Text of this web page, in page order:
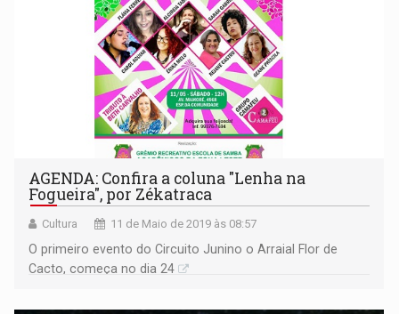
AGENDA: Confira a coluna "Lenha na
Fogueira", por Zékatraca
Cultura 11 de Maio de 2019 às 08:57
O primeiro evento do Circuito Junino o Arraial Flor de
Cacto, começa no dia 24